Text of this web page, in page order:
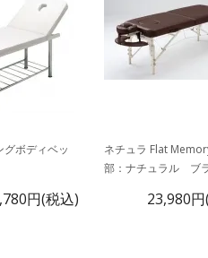
グボディベッ
円(税込)
ネチュラ Flat
部：ナチュラル ブ
23,980